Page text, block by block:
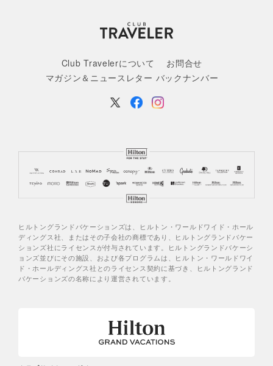
Club Travelerについて
お問合せ
マガジン＆ニュースレター バックナンバー
ヒルトングランドバケーションズは、ヒルトン・ワールドワイド・ホール
ディングス社、またはその子会社の商標であり、ヒルトングランドバケー
ションズ社にライセンスが付与されています。ヒルトングランドバケーシ
ョンズ並びにその施設、および各プログラムは、ヒルトン・ワールドワイ
ド・ホールディングス社とのライセンス契約に基づき、ヒルトングランド
バケーションズの名称により運営されています。